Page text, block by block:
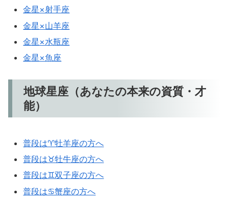
金星×射手座
金星×山羊座
金星×水瓶座
金星×魚座
地球星座（あなたの本来の資質・才
能）
普段は♈牡羊座の方へ
普段は♉牡牛座の方へ
普段は♊双子座の方へ
普段は♋蟹座の方へ